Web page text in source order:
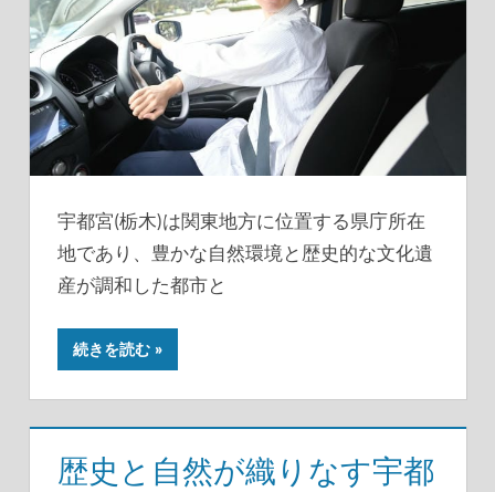
宇都宮(栃木)は関東地方に位置する県庁所在
地であり、豊かな自然環境と歴史的な文化遺
産が調和した都市と
続きを読む
歴史と自然が織りなす宇都